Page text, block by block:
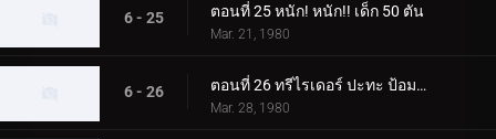
6 - 25 ตอนที่ 25 หนัก! หนัก!! เด็ก 50 ตัน
Mar. 21, 1980
6 - 26 ตอนที่ 26 ทรีไรเดอร์ ปะทะ ป้อมปราการโรงเรียนของนีโอช็อคเกอร์
Mar. 28, 1980